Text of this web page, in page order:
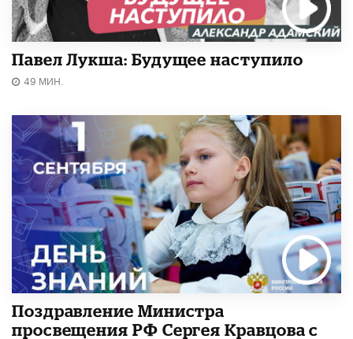
Павел Лукша: Будущее наступило
49 МИН.
Поздравление Министра
просвещения РФ Сергея Кравцова с